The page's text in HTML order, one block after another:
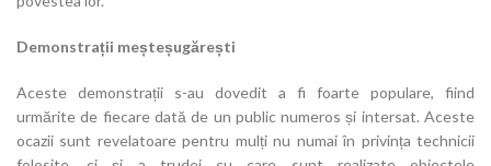
Demonstrații meșteșugărești
Aceste demonstrații s-au dovedit a fi foarte populare, fiind
urmărite de fiecare dată de un public numeros și intersat. Aceste
ocazii sunt revelatoare pentru mulți nu numai în privința technicii